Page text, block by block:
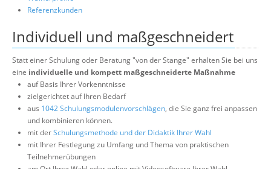
Referenzkunden
Individuell und maßgeschneidert
Statt einer Schulung oder Beratung "von der Stange" erhalten Sie bei uns
eine individuelle und kompett maßgeschneiderte Maßnahme
auf Basis Ihrer Vorkenntnisse
zielgerichtet auf Ihren Bedarf
aus 1042 Schulungsmodulenvorschlägen, die Sie ganz frei anpassen
und kombinieren können.
mit derSchulungsmethode und der Didaktik Ihrer Wahl
mit Ihrer Festlegung zu Umfang und Thema von praktischen
Teilnehmerübungen